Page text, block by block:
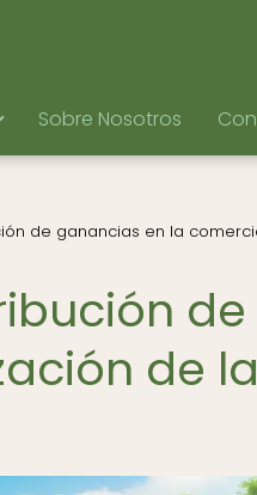
Sobre Nosotros
de ganancias en la
de
de la